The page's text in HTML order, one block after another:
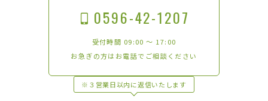
0596-42-1207
受付時間 09:00 〜 17:00
お急ぎの方はお電話でご相談ください
※３営業日以内に返信いたします